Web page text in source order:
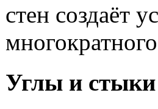
стен создаёт
Углы и стыки